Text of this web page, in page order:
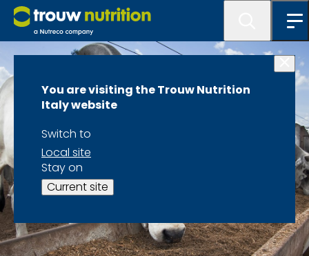
You are visiting the Trouw Nutrition
Italy website
Switch to
Local site
Stay on
Current site